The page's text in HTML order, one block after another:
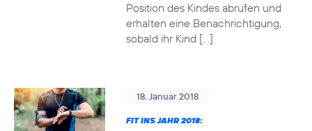
Position des Kindes abrufen und
erhalten eine Benachrichtigung,
sobald ihr Kind […]
18. Januar 2018
FIT INS JAHR 2018: